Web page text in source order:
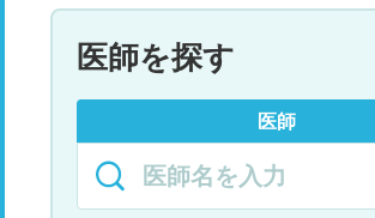
医師を探す
医師